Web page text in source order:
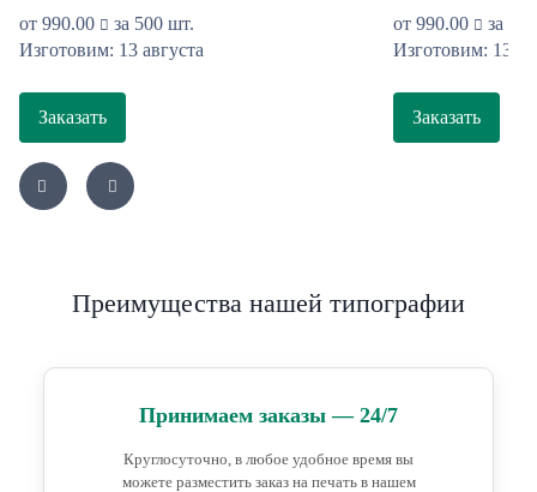
от 990.00
за 500 шт.
Изготовим: 13 августа
Заказать
от 990.00
за
Изготовим: 13
Заказать
Преимущества нашей типографии
Принимаем заказы — 24/7
Круглосуточно, в любое удобное время вы
можете разместить заказ на печать в нашем